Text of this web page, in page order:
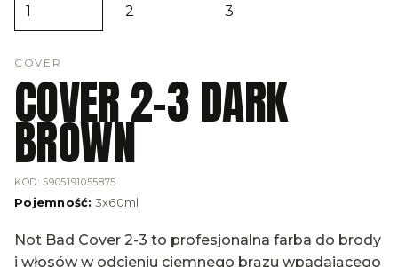
COVER
COVER 2-3 DARK
BROWN
KOD:5905191055875
Pojemność: 3x60ml
Not Bad Cover 2-3 to profesjonalna farba do brody
i włosów w odcieniu ciemnego brązu wpadającego